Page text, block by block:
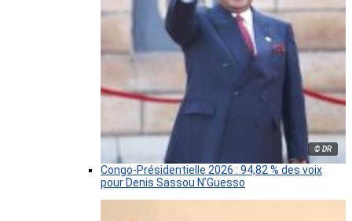
© DR
Congo-Présidentielle 2026 : 94,82 % des voix
pour Denis Sassou N’Guesso